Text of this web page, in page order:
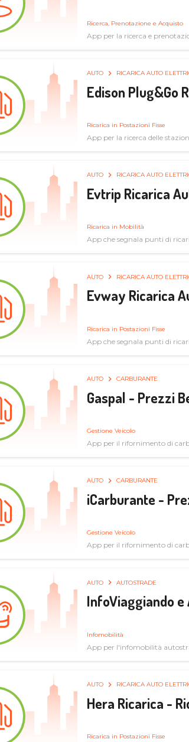
Ricerca, Prenotazione e Acquisto
App per la ricerca e
AUTO RICARICA AUTO
Edison Plug&Go
Ricarica in Postazioni Fisse
App per la ricerca delle
AUTO RICARICA AUTO
Evtrip Ricarica
Ricarica in Mobilità
App che segnala punti di
AUTO RICARICA AUTO
Evway Ricarica
Ricarica in Postazioni Fisse
App che segnala punti di
AUTO CARBURANTE
Gaspal - Prezzi
Gestione Veicolo
App per il rifornimento di
AUTO CARBURANTE
iCarburante -
Gestione Veicolo
App per il rifornimento di
AUTO AUTOSTRADE
InfoViaggiando
Infomobilità
App per l'infomobilità
AUTO RICARICA AUTO
Hera Ricarica -
Ricarica in Postazioni Fisse